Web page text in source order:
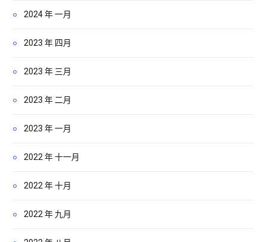
2024 年 一月
2023 年 四月
2023 年 三月
2023 年 二月
2023 年 一月
2022 年 十一月
2022 年 十月
2022 年 九月